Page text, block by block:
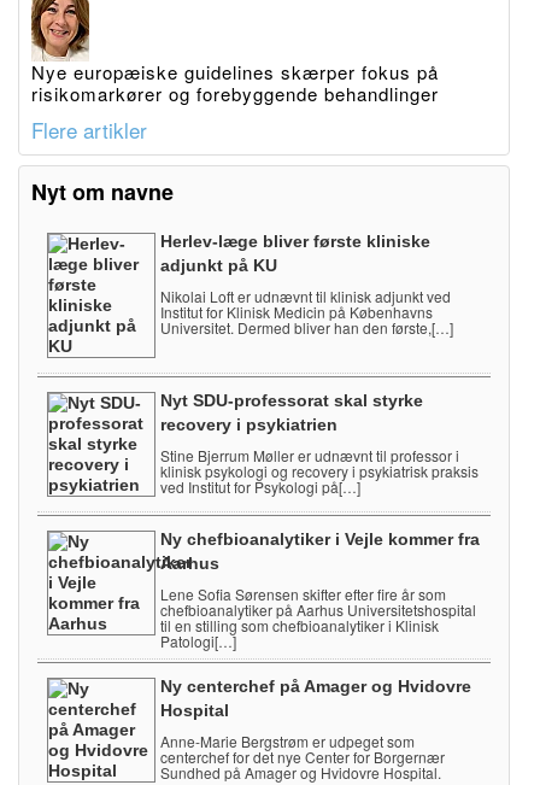
Nye europæiske guidelines skærper fokus på
risikomarkører og forebyggende behandlinger
Flere artikler
Nyt om navne
Herlev-læge bliver første kliniske
adjunkt på KU
Nikolai Loft er udnævnt til klinisk adjunkt ved
Institut for Klinisk Medicin på Københavns
Universitet. Dermed bliver han den første,[…]
Nyt SDU-professorat skal styrke
recovery i psykiatrien
Stine Bjerrum Møller er udnævnt til professor i
klinisk psykologi og recovery i psykiatrisk praksis
ved Institut for Psykologi på[…]
Ny chefbioanalytiker i Vejle kommer fra
Aarhus
Lene Sofia Sørensen skifter efter fire år som
chefbioanalytiker på Aarhus Universitetshospital
til en stilling som chefbioanalytiker i Klinisk
Patologi[…]
Ny centerchef på Amager og Hvidovre
Hospital
Anne-Marie Bergstrøm er udpeget som
centerchef for det nye Center for Borgernær
Sundhed på Amager og Hvidovre Hospital.